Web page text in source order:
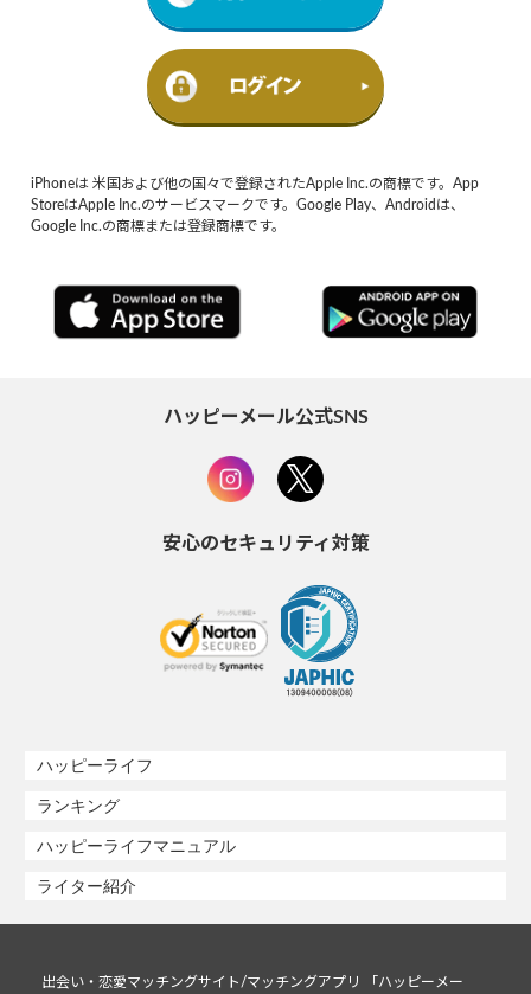
iPhoneは 米国および他の国々で登録されたApple Inc.の商標です。App
StoreはApple Inc.のサービスマークです。Google Play、Androidは、
Google Inc.の商標または登録商標です。
ハッピーメール公式SNS
安心のセキュリティ対策
ハッピーライフ
ランキング
ハッピーライフマニュアル
ライター紹介
出会い・恋愛マッチングサイト/マッチングアプリ 「ハッピーメー